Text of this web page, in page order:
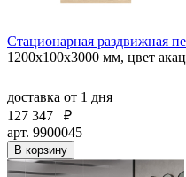
Стационарная раздвижная
1200х100х3000 мм, цвет
доставка от 1 дня
127 347
₽
арт. 9900045
В корзину